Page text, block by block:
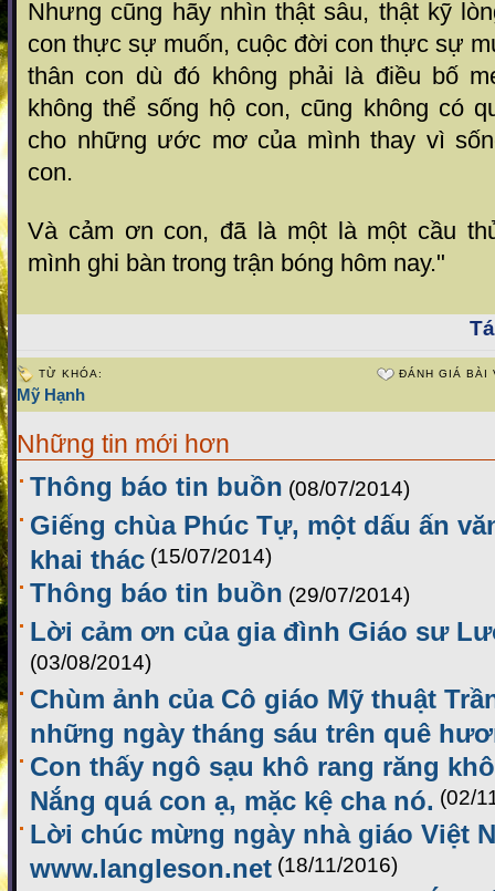
Nhưng cũng hãy nhìn thật sâu, thật kỹ
con thực sự muốn, cuộc đời con thực sự
thân con dù đó không phải là điều bố
không thể sống hộ con, cũng không có
cho những ước mơ của mình thay vì
con.
Và cảm ơn con, đã là một là một cầu
mình ghi bàn trong trận bóng hôm nay."
TỪ KHÓA:
Mỹ Hạnh
ĐÁNH GIÁ BÀI
Những tin mới hơn
Thông báo tin buồn (08/07/2014)
Giếng chùa Phúc Tự, một dấu ấn
khai thác (15/07/2014)
Thông báo tin buồn (29/07/2014)
Lời cảm ơn của gia đình Giáo sư
(03/08/2014)
Chùm ảnh của Cô giáo Mỹ thuật
những ngày tháng sáu trên quê
Con thấy ngô sạu khô rang răng
Nắng quá con ạ, mặc kệ cha nó. (02/
Lời chúc mừng ngày nhà giáo Việt
www.langleson.net (18/11/2016)